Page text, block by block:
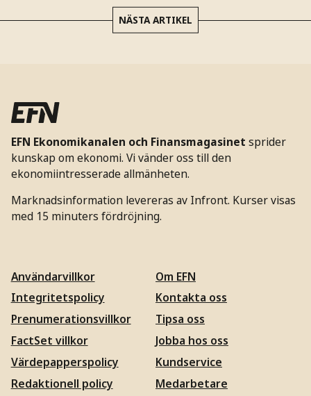
NÄSTA ARTIKEL
EFN Ekonomikanalen och Finansmagasinet sprider
kunskap om ekonomi. Vi vänder oss till den
ekonomiintresserade allmänheten.
Marknadsinformation levereras av Infront. Kurser visas
med 15 minuters fördröjning.
Användarvillkor
Integritetspolicy
Prenumerationsvillkor
FactSet villkor
Värdepapperspolicy
Redaktionell policy
Om EFN
Kontakta oss
Tipsa oss
Jobba hos oss
Kundservice
Medarbetare